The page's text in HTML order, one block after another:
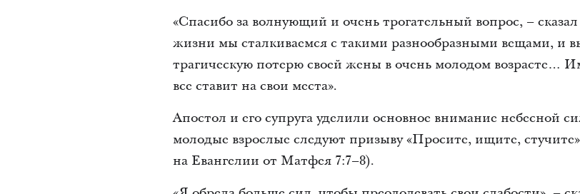
«Спасибо за волнующий и очень трогательный вопрос, –
жизни мы сталкиваемся с такими разнообразными вещами, и
трагическую потерю своей жены в очень молодом возрасте…
все ставит на свои места».
Апостол и его супруга уделили основное внимание небесной
молодые взрослые следуют призыву «Просите, ищите,
на Евангелии от Матфея 7:7–8).